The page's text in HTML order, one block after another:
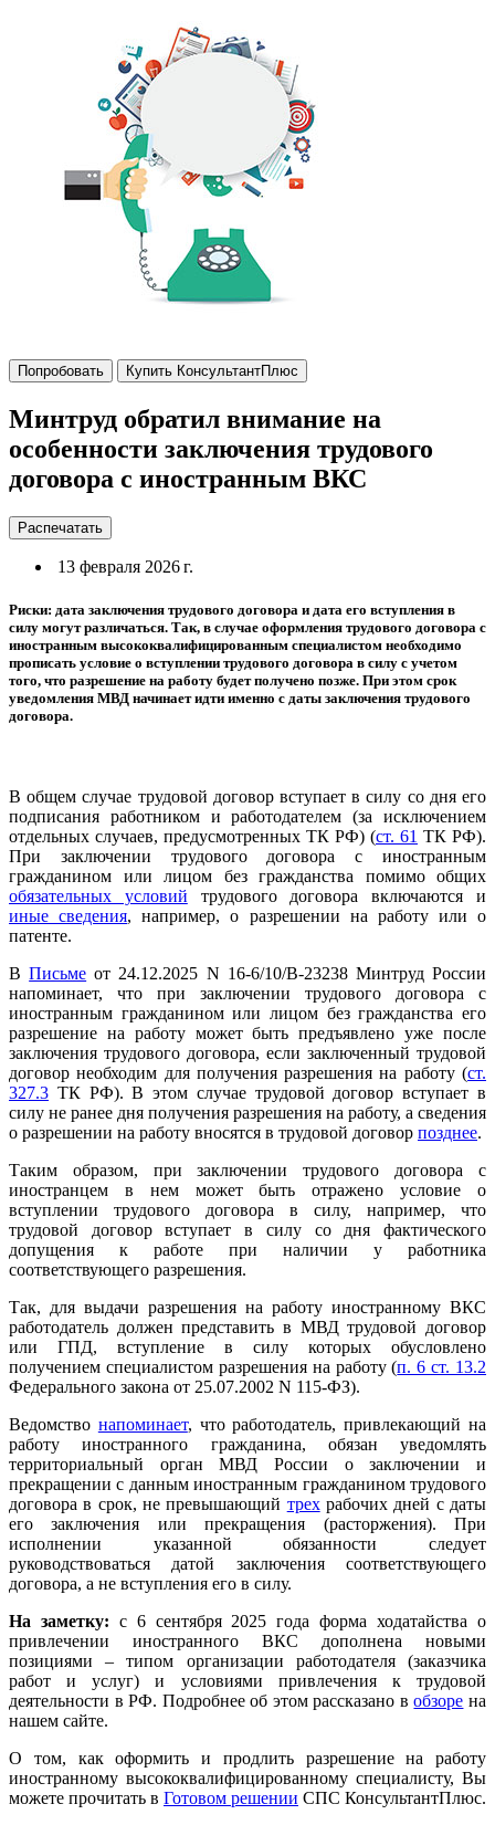
Попробовать Купить КонсультантПлюс
Минтруд обратил внимание на
особенности заключения трудового
договора с иностранным ВКС
Распечатать
13 февраля 2026 г.
Риски: дата заключения трудового договора и дата его вступления в
силу могут различаться. Так, в случае оформления трудового договора с
иностранным высококвалифицированным специалистом необходимо
прописать условие о вступлении трудового договора в силу с учетом
того, что разрешение на работу будет получено позже. При этом срок
уведомления МВД начинает идти именно с даты заключения трудового
договора.
В общем случае трудовой договор вступает в силу со дня его
подписания работником и работодателем (за исключением
отдельных случаев, предусмотренных ТК РФ) (ст. 61 ТК РФ).
При заключении трудового договора с иностранным
гражданином или лицом без гражданства помимо общих
обязательных условий трудового договора включаются и
иные сведения, например, о разрешении на работу или о
патенте.
ВПисьме от 24.12.2025 N 16-6/10/В-23238 Минтруд России
напоминает, что при заключении трудового договора с
иностранным гражданином или лицом без гражданства его
разрешение на работу может быть предъявлено уже после
заключения трудового договора, если заключенный трудовой
договор необходим для получения разрешения на работу (ст.
327.3 ТК РФ). В этом случае трудовой договор вступает в
силу не ранее дня получения разрешения на работу, а сведения
о разрешении на работу вносятся в трудовой договор позднее.
Таким образом, при заключении трудового договора с
иностранцем в нем может быть отражено условие о
вступлении трудового договора в силу, например, что
трудовой договор вступает в силу со дня фактического
допущения к работе при наличии у работника
соответствующего разрешения.
Так, для выдачи разрешения на работу иностранному ВКС
работодатель должен представить в МВД трудовой договор
или ГПД, вступление в силу которых обусловлено
получением специалистом разрешения на работу (п. 6 ст. 13.2
Федерального закона от 25.07.2002 N 115-ФЗ).
Ведомство напоминает, что работодатель, привлекающий на
работу иностранного гражданина, обязан уведомлять
территориальный орган МВД России о заключении и
прекращении с данным иностранным гражданином трудового
договора в срок, не превышающий трехрабочих дней с даты
его заключения или прекращения (расторжения). При
исполнении указанной обязанности следует
руководствоваться датой заключения соответствующего
договора, а не вступления его в силу.
На заметку: с 6 сентября 2025 года форма ходатайства о
привлечении иностранного ВКС дополнена новыми
позициями – типом организации работодателя (заказчика
работ и услуг) и условиями привлечения к трудовой
деятельности в РФ. Подробнее об этом рассказано вобзоре на
нашем сайте.
О том, как оформить и продлить разрешение на работу
иностранному высококвалифицированному специалисту, Вы
можете прочитать в Готовом решении СПС КонсультантПлюс.